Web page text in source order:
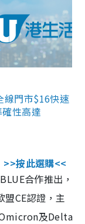
線門市$16快速
性高達
>>按此選購<<
合作推出，
CE認證，主
及Delta